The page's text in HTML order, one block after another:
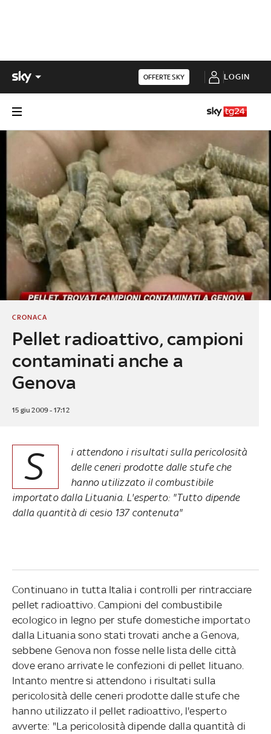
OFFERTE SKY LOGIN
Pellet radioattivo, campioni
contaminati anche a
Genova
CRONACA
15 giu 2009 - 17:12
S
i attendono i risultati sulla pericolosità
delle ceneri prodotte dalle stufe che
hanno utilizzato il combustibile
importato dalla Lituania. L'esperto: "Tutto dipende
dalla quantità di cesio 137 contenuta"
Continuano in tutta Italia i controlli per rintracciare
pellet radioattivo. Campioni del combustibile
ecologico in legno per stufe domestiche importato
dalla Lituania sono stati trovati anche a Genova,
sebbene Genova non fosse nelle lista delle città
dove erano arrivate le confezioni di pellet lituano.
Intanto mentre si attendono i risultati sulla
pericolosità delle ceneri prodotte dalle stufe che
hanno utilizzato il pellet radioattivo, l'esperto
avverte: "La pericolosità dipende dalla quantità di